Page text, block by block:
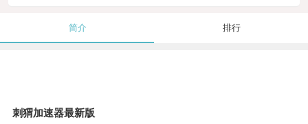
简介 排行
刺猬加速器最新版